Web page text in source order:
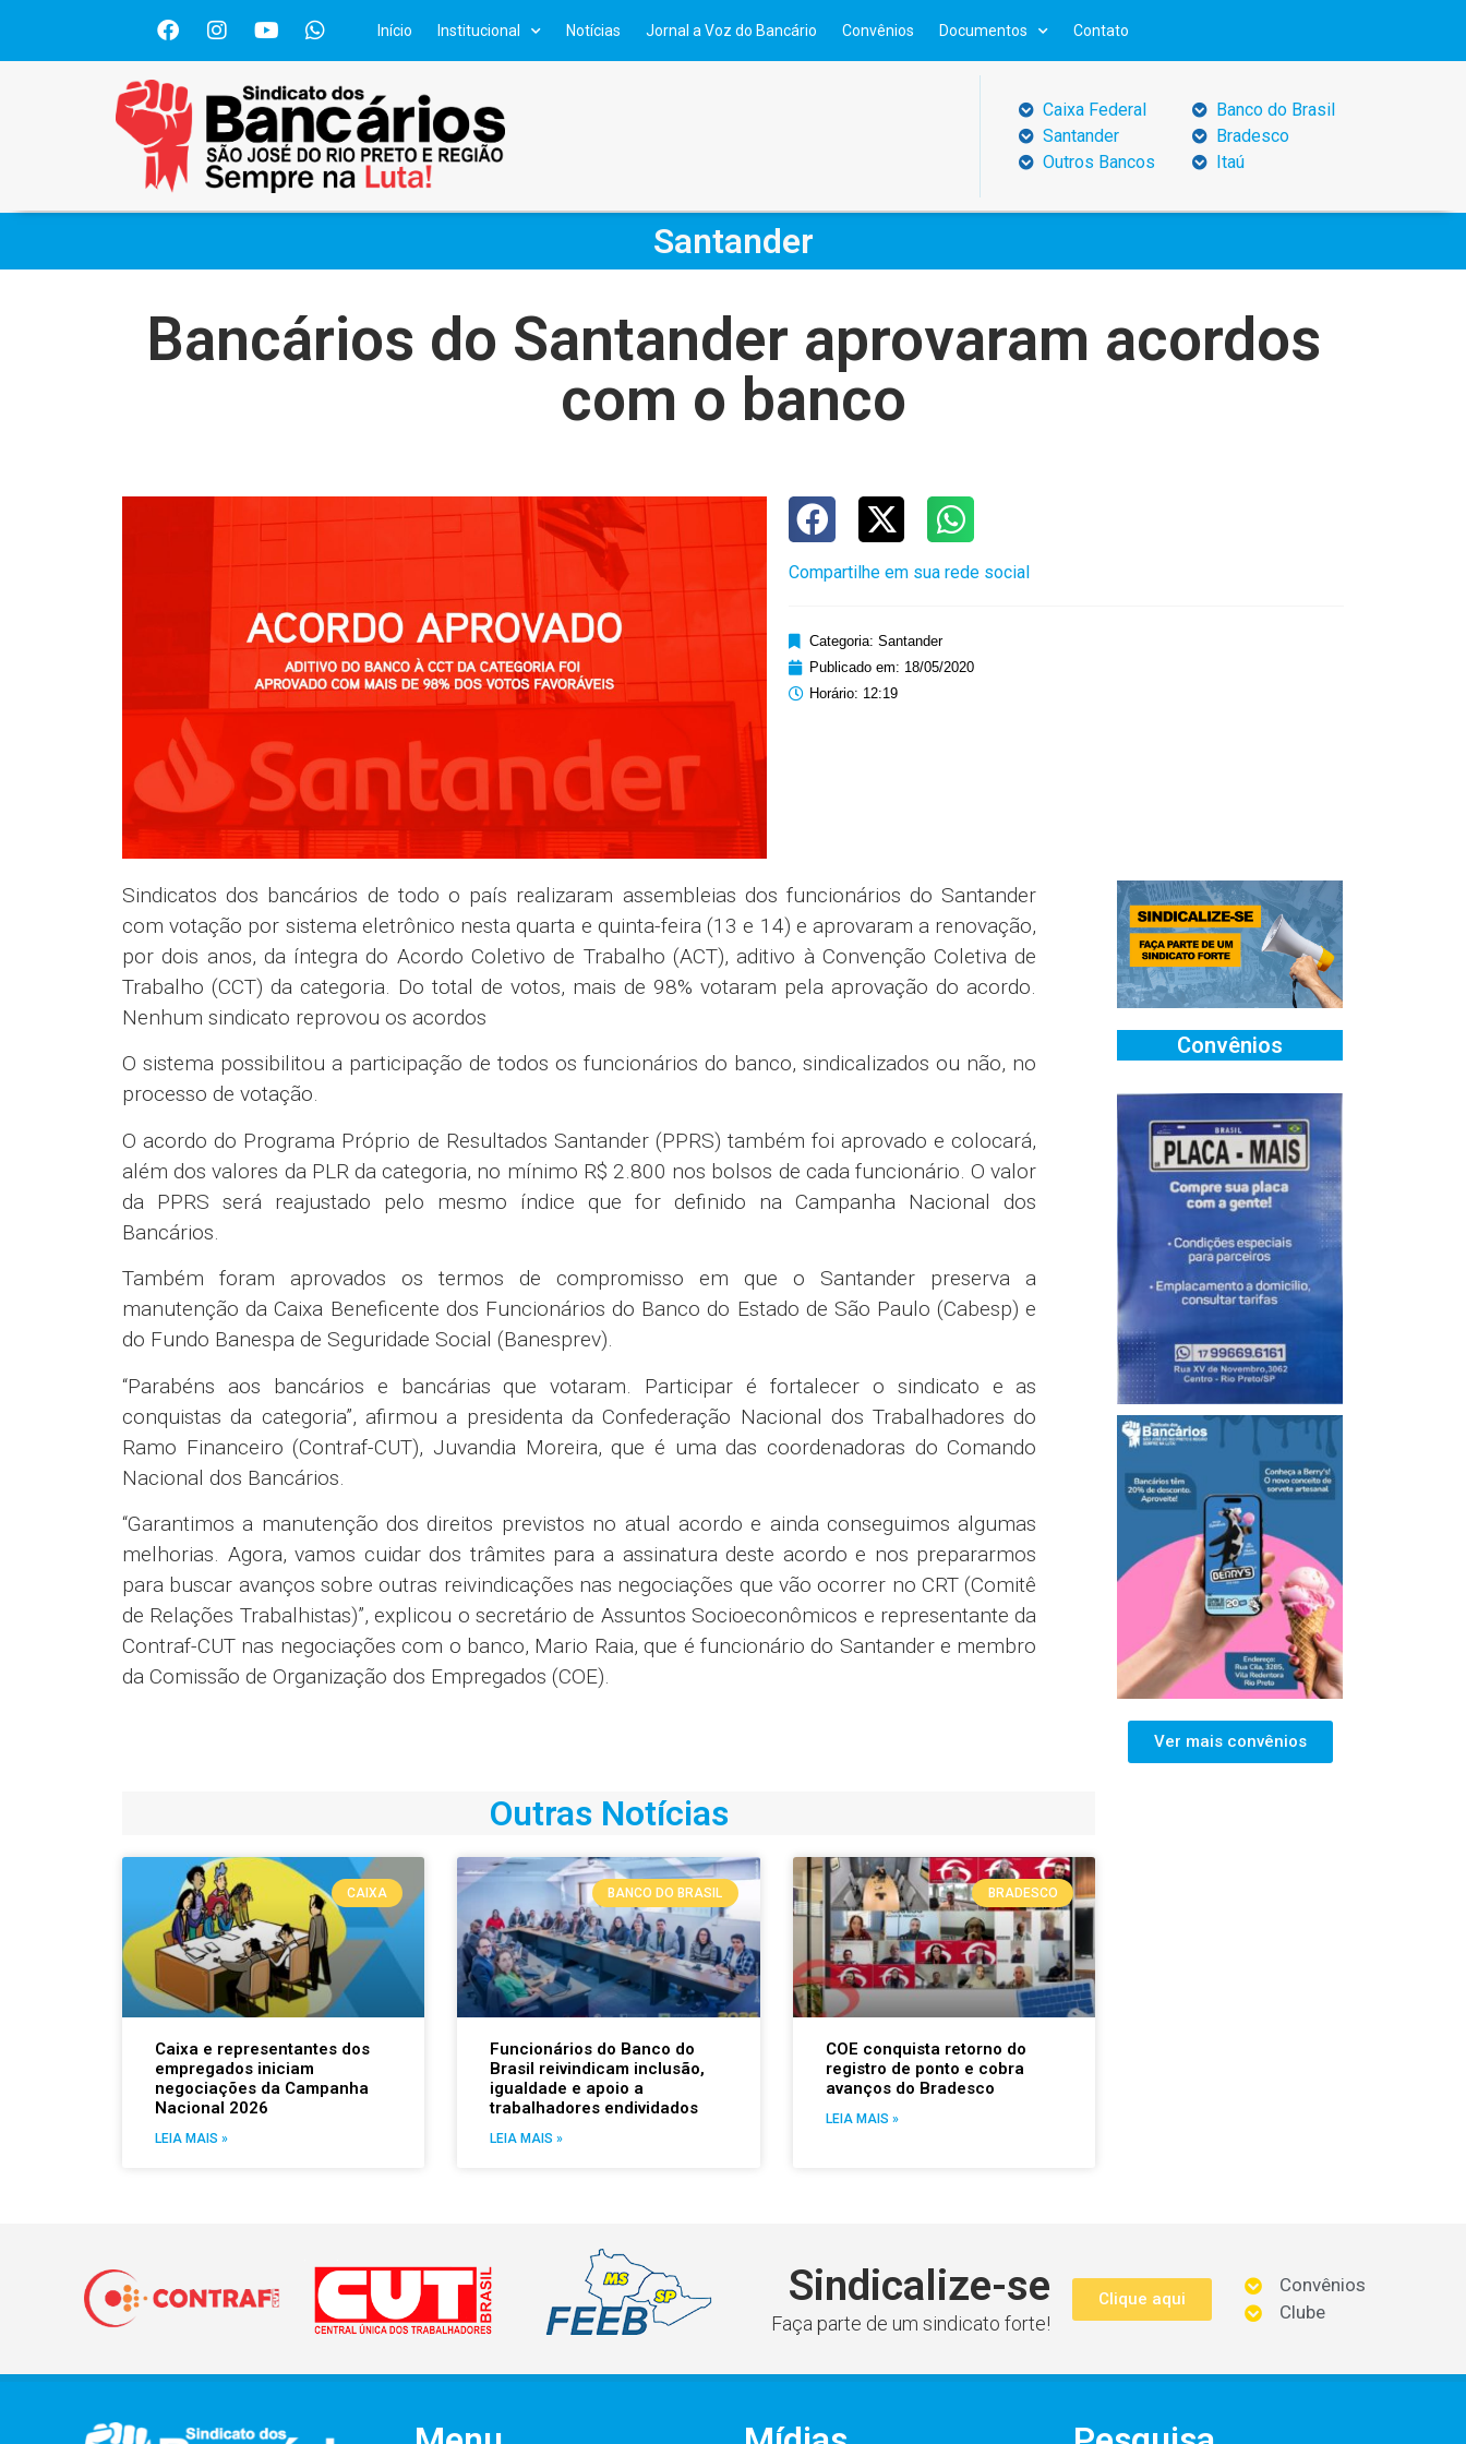
Início Institucional Notícias Jornal a Voz do Bancário Convênios Documentos Contato
Caixa Federal
Santander
Outros Bancos
Banco do Brasil
Bradesco
Itaú
Santander
Bancários do Santander aprovaram acordos
com o banco
Compartilhe em sua rede social
Categoria: Santander
Publicado em: 18/05/2020
Horário: 12:19
Sindicatos dos bancários de todo o país realizaram assembleias dos funcionários do Santander
com votação por sistema eletrônico nesta quarta e quinta-feira (13 e 14) e aprovaram a renovação,
por dois anos, da íntegra do Acordo Coletivo de Trabalho (ACT), aditivo à Convenção Coletiva de
Trabalho (CCT) da categoria. Do total de votos, mais de 98% votaram pela aprovação do acordo.
Nenhum sindicato reprovou os acordos
O sistema possibilitou a participação de todos os funcionários do banco, sindicalizados ou não, no
processo de votação.
O acordo do Programa Próprio de Resultados Santander (PPRS) também foi aprovado e colocará,
além dos valores da PLR da categoria, no mínimo R$ 2.800 nos bolsos de cada funcionário. O valor
da PPRS será reajustado pelo mesmo índice que for definido na Campanha Nacional dos
Bancários.
Também foram aprovados os termos de compromisso em que o Santander preserva a
manutenção da Caixa Beneficente dos Funcionários do Banco do Estado de São Paulo (Cabesp) e
do Fundo Banespa de Seguridade Social (Banesprev).
“Parabéns aos bancários e bancárias que votaram. Participar é fortalecer o sindicato e as
conquistas da categoria”, afirmou a presidenta da Confederação Nacional dos Trabalhadores do
Ramo Financeiro (Contraf-CUT), Juvandia Moreira, que é uma das coordenadoras do Comando
Nacional dos Bancários.
“Garantimos a manutenção dos direitos previstos no atual acordo e ainda conseguimos algumas
melhorias. Agora, vamos cuidar dos trâmites para a assinatura deste acordo e nos prepararmos
para buscar avanços sobre outras reivindicações nas negociações que vão ocorrer no CRT (Comitê
de Relações Trabalhistas)”, explicou o secretário de Assuntos Socioeconômicos e representante da
Contraf-CUT nas negociações com o banco, Mario Raia, que é funcionário do Santander e membro
da Comissão de Organização dos Empregados (COE).
Outras Notícias
CAIXA
Caixa e representantes dos
empregados iniciam
negociações da Campanha
Nacional 2026
LEIA MAIS »
BANCO DO BRASIL
Funcionários do Banco do
Brasil reivindicam inclusão,
igualdade e apoio a
trabalhadores endividados
LEIA MAIS »
BRADESCO
COE conquista retorno do
registro de ponto e cobra
avanços do Bradesco
LEIA MAIS »
Convênios
Ver mais convênios
Sindicalize-se
Faça parte de um sindicato forte!
Clique aqui
Convênios
Clube